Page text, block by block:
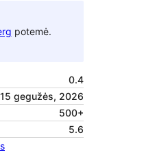
potemė.
0.4
15 gegužės, 2026
500+
5.6